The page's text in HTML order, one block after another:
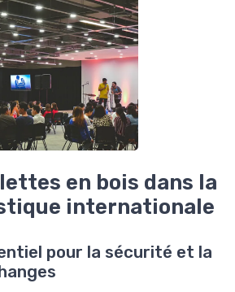
en bois dans la
internationale
pour la sécurité et la